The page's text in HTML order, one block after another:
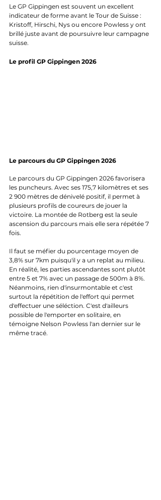
Le GP Gippingen est souvent un excellent
indicateur de forme avant le Tour de Suisse :
Kristoff, Hirschi, Nys ou encore Powless y ont
brillé juste avant de poursuivre leur campagne
suisse.
Le profil GP Gippingen 2026
Le parcours du GP Gippingen 2026
Le parcours du GP Gippingen 2026 favorisera
les puncheurs. Avec ses 175,7 kilomètres et ses
2 900 mètres de dénivelé positif, il permet à
plusieurs profils de coureurs de jouer la
victoire. La montée de Rotberg est la seule
ascension du parcours mais elle sera répétée 7
fois.
Il faut se méfier du pourcentage moyen de
3,8% sur 7km puisqu'il y a un replat au milieu.
En réalité, les parties ascendantes sont plutôt
entre 5 et 7% avec un passage de 500m à 8%.
Néanmoins, rien d'insurmontable et c'est
surtout la répétition de l'effort qui permet
d'effectuer une séléction. C'est d'ailleurs
possible de l'emporter en solitaire, en
témoigne Nelson Powless l'an dernier sur le
même tracé.